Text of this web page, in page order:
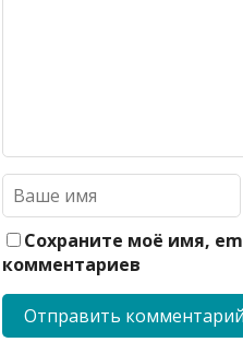
Сохраните моё имя,
комментариев